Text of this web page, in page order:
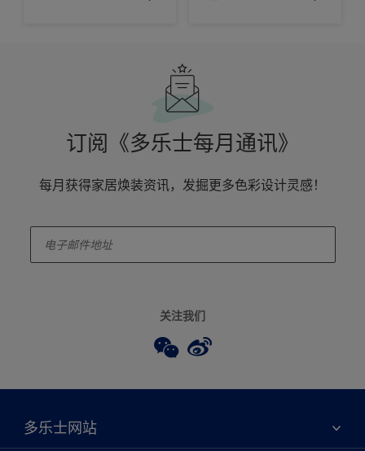
订阅《多乐士每月通讯》
每月获得家居焕装资讯，发掘更多色彩设计灵感！
关注我们
多乐士网站